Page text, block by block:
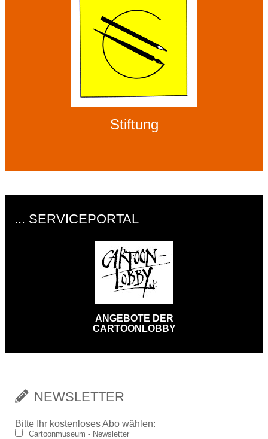
Stiftung
... SERVICEPORTAL
ANGEBOTE DER
CARTOONLOBBY
NEWSLETTER
Bitte Ihr kostenloses Abo wählen:
Cartoonmuseum - Newsletter